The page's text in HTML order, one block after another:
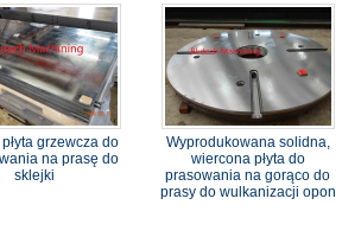
grzewcza do
na prasę do
sklejki
Wyprodukowana solidna,
wiercona płyta do
prasowania na gorąco do
prasy do wulkanizacji opon